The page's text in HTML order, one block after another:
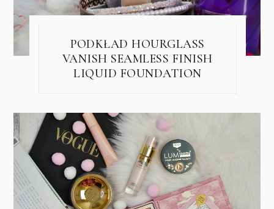
PODKŁAD HOURGLASS
VANISH SEAMLESS FINISH
LIQUID FOUNDATION